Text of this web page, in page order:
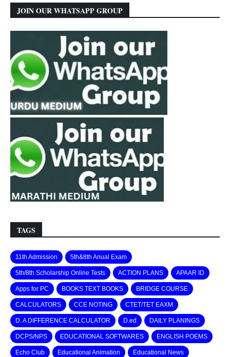
JOIN OUR WHATSAPP GROUP
TAGS
11th Admission 5th&8th Anual Exam
5th/8th Scholarship Online Tests ACTION PLANS APAAR ID
Apps for PC BOOKS TEXT BOOKS BRIDGE COURSE
CALCULATORS CCE NOTING CTET/TET EAXM
D. A DIFFERENCE CALCULATOR D.ed DAILY PLANINGS
DCPS/NPS EDUCATIONAL SOFTWARES ENGLISH POEMS
Echo Club Educational Animation Educational News